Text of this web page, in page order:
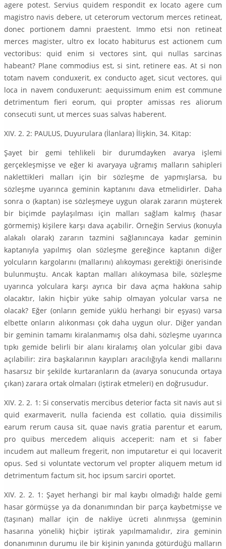
agere potest. Servius quidem respondit ex locato agere cum
magistro navis debere, ut ceterorum vectorum merces retineat,
donec portionem damni praestent. Immo etsi non retineat
merces magister, ultro ex locato habiturus est actionem cum
vectoribus: quid enim si vectores sint, qui nullas sarcinas
habeant? Plane commodius est, si sint, retinere eas. At si non
totam navem conduxerit, ex conducto aget, sicut vectores, qui
loca in navem conduxerunt: aequissimum enim est commune
detrimentum fieri eorum, qui propter amissas res aliorum
consecuti sunt, ut merces suas salvas haberent.
XIV. 2. 2: PAULUS, Duyurulara (İlanlara) İlişkin, 34. Kitap:
Şayet bir gemi tehlikeli bir durumdayken avarya işlemi
gerçekleşmişse ve eğer ki avaryaya uğramış malların sahipleri
naklettikleri malları için bir sözleşme de yapmışlarsa, bu
sözleşme uyarınca geminin kaptanını dava etmelidirler. Daha
sonra o (kaptan) ise sözleşmeye uygun olarak zararın müşterek
bir biçimde paylaşılması için malları sağlam kalmış (hasar
görmemiş) kişilere karşı dava açabilir. Örneğin Servius (konuyla
alakalı olarak) zararın tazmini sağlanıncaya kadar geminin
kaptanıyla yapılmış olan sözleşme gereğince kaptanın diğer
yolcuların kargolarını (mallarını) alıkoyması gerektiği önerisinde
bulunmuştu. Ancak kaptan malları alıkoymasa bile, sözleşme
uyarınca yolculara karşı ayrıca bir dava açma hakkına sahip
olacaktır, lakin hiçbir yüke sahip olmayan yolcular varsa ne
olacak? Eğer (onların gemide yüklü herhangi bir eşyası) varsa
elbette onların alıkonması çok daha uygun olur. Diğer yandan
bir geminin tamamı kiralanmamış olsa dahi, sözleşme uyarınca
tıpkı gemide belirli bir alanı kiralamış olan yolcular gibi dava
açılabilir: zira başkalarının kayıpları aracılığıyla kendi mallarını
hasarsız bir şekilde kurtaranların da (avarya sonucunda ortaya
çıkan) zarara ortak olmaları (iştirak etmeleri) en doğrusudur.
XIV. 2. 2. 1: Si conservatis mercibus deterior facta sit navis aut si
quid exarmaverit, nulla facienda est collatio, quia dissimilis
earum rerum causa sit, quae navis gratia parentur et earum,
pro quibus mercedem aliquis acceperit: nam et si faber
incudem aut malleum fregerit, non imputaretur ei qui locaverit
opus. Sed si voluntate vectorum vel propter aliquem metum id
detrimentum factum sit, hoc ipsum sarciri oportet.
XIV. 2. 2. 1: Şayet herhangi bir mal kaybı olmadığı halde gemi
hasar görmüşse ya da donanımından bir parça kaybetmişse ve
(taşınan) mallar için de nakliye ücreti alınmışsa (geminin
hasarına yönelik) hiçbir iştirak yapılmamalıdır, zira geminin
donanımının durumu ile bir kişinin yanında götürdüğü malların